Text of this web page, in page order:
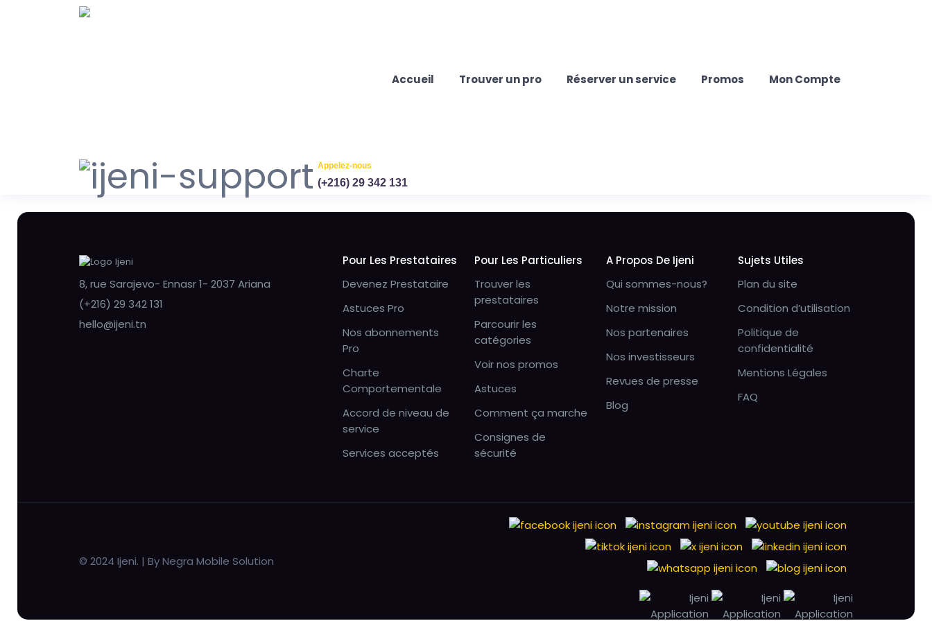
Accueil Trouver un pro Réserver un service Promos Mon Compte
Appelez-nous
(+216) 29 342 131
8, rue Sarajevo- Ennasr 1- 2037 Ariana
(+216) 29 342 131
hello@ijeni.tn
Pour Les Prestataires
Devenez Prestataire
Astuces Pro
Nos abonnements
Pro
Charte
Comportementale
Accord de niveau de
service
Services acceptés
Pour Les Particuliers
Trouver les
prestataires
Parcourir les
catégories
Voir nos promos
Astuces
Comment ça marche
Consignes de
sécurité
A Propos De Ijeni
Qui sommes-nous?
Notre mission
Nos partenaires
Nos investisseurs
Revues de presse
Blog
Sujets Utiles
Plan du site
Condition d’utilisation
Politique de
confidentialité
Mentions Légales
FAQ
© 2024 Ijeni. | By Negra Mobile Solution